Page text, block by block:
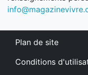
Plan de site
Conditions